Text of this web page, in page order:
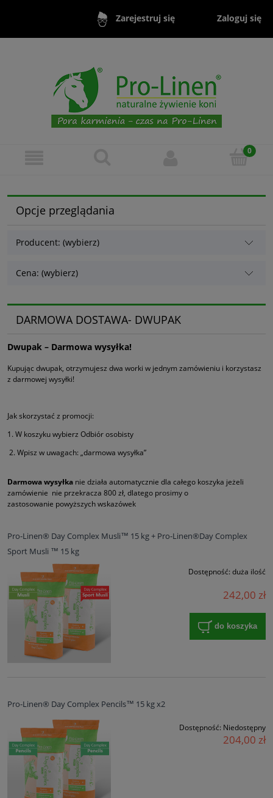
Zarejestruj się Zaloguj się
Opcje przeglądania
Producent: (wybierz)
Cena: (wybierz)
DARMOWA DOSTAWA- DWUPAK
Dwupak – Darmowa wysyłka!
Kupując dwupak, otrzymujesz dwa worki w jednym zamówieniu i korzystasz
z darmowej wysyłki!
Jak skorzystać z promocji:
1. W koszyku wybierz Odbiór osobisty
2. Wpisz w uwagach: „darmowa wysyłka”
Darmowa wysyłka nie działa automatycznie dla całego koszyka jeżeli
zamówienie nie przekracza 800 zł, dlatego prosimy o
zastosowanie powyższych wskazówek
Pro-Linen® Day Complex Musli™ 15 kg + Pro-Linen®Day Complex
Sport Musli ™ 15 kg
Dostępność: duża ilość
242,00 zł
do koszyka
Pro-Linen® Day Complex Pencils™ 15 kg x2
Dostępność: Niedostępny
204,00 zł